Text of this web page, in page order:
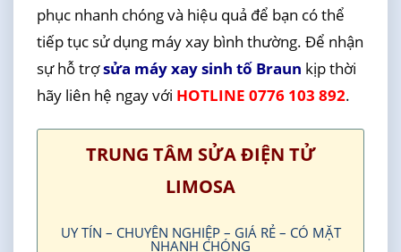
phục nhanh chóng và hiệu quả để bạn có thể
tiếp tục sử dụng máy xay bình thường. Để nhận
sự hỗ trợsửa máy xay sinh tố Braun kịp thời
hãy liên hệ ngay với HOTLINE 0776 103 892.
TRUNG TÂM SỬA ĐIỆN TỬ
LIMOSA
UY TÍN – CHUYÊN NGHIỆP – GIÁ RẺ – CÓ MẶT
NHANH CHÓNG